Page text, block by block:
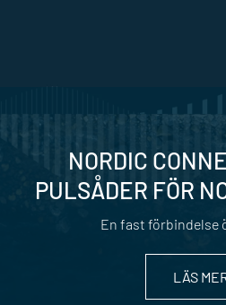
NORDIC
PULSÅDER FÖR
En fast förbindelse
LÄS